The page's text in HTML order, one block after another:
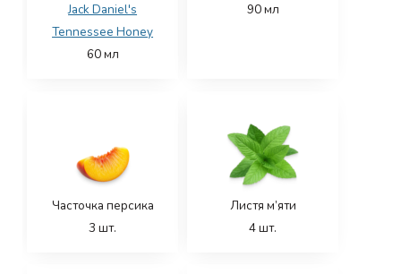
Jack Daniel's
Tennessee Honey
60мл
90мл
Часточка персика
3 шт.
Листя м’яти
4шт.